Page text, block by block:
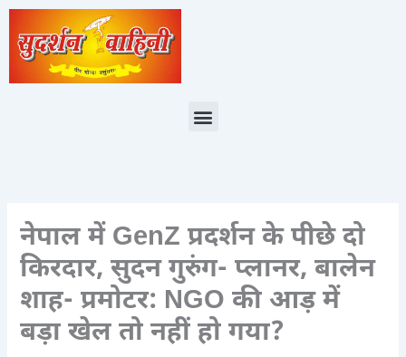
Skip
content
Menu
नेपाल में GenZ प्रदर्शन के पीछे दो
किरदार, सुदन गुरुंग- प्लानर, बालेन
शाह- प्रमोटर: NGO की आड़ में
बड़ा खेल तो नहीं हो गया?